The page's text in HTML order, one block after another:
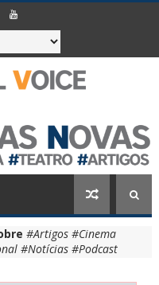
#Artigos #Cinema
#Notícias #Podcast